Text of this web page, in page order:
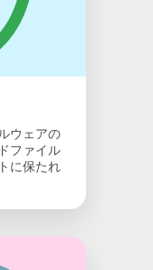
ウェアの
ファイル
に保たれ